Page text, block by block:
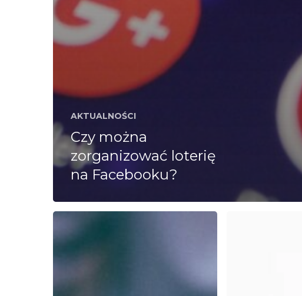
AKTUALNOŚCI
Czy można
zorganizować loterię
na Facebooku?